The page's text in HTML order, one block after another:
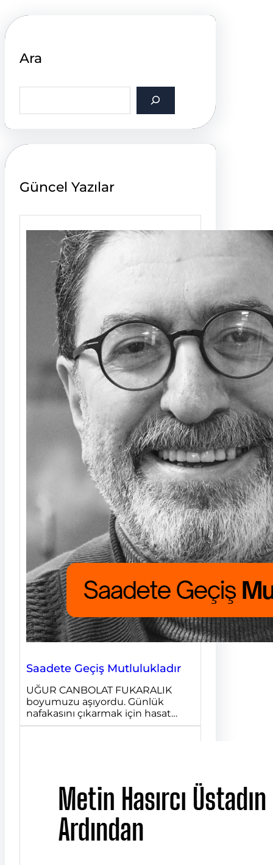
Ara
a
h
Güncel Yazılar
Saadete Geçiş Mutlulukladır
UĞUR CANBOLAT FUKARALIK
boyumuzu aşıyordu. Günlük
nafakasını çıkarmak için hasat…